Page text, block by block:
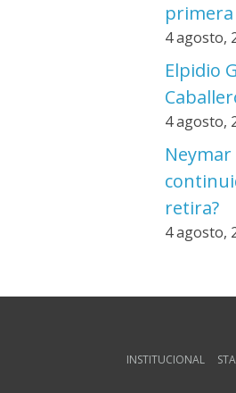
4 agosto,
Elpidio
4 agosto,
retira?
4 agosto,
INSTITUCIONAL